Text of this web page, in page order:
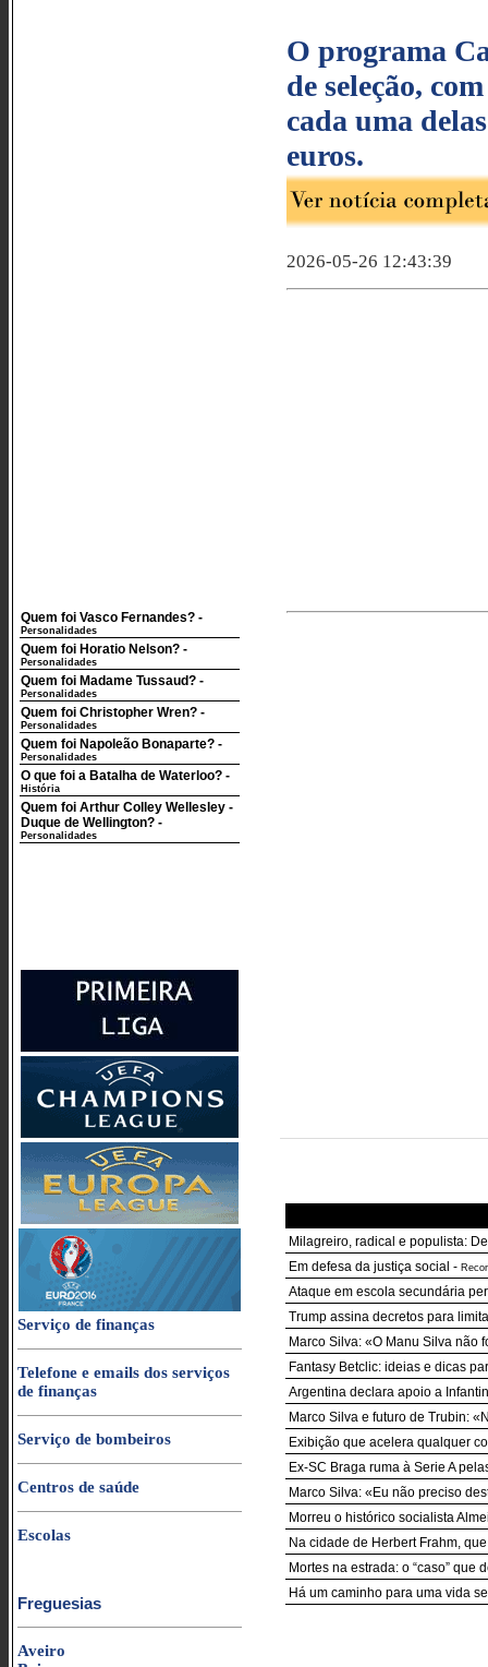
Quem foi Vasco Fernandes? -
Personalidades
Quem foi Horatio Nelson? -
Personalidades
Quem foi Madame Tussaud? -
Personalidades
Quem foi Christopher Wren? -
Personalidades
Quem foi Napoleão Bonaparte? -
Personalidades
O que foi a Batalha de Waterloo? -
História
Quem foi Arthur Colley Wellesley -
Duque de Wellington? -
Personalidades
Serviço de finanças
Telefone e emails dos serviços
de finanças
Serviço de bombeiros
Centros de saúde
Escolas
Freguesias
Aveiro
O programa
de seleção,
cada uma
euros.
2026-05-26 12:43:39
Milagreiro, radical e populista:
Em defesa da justiça social -
Ataque em escola secundária
Trump assina decretos para
Marco Silva: «O Manu Silva não
Fantasy Betclic: ideias e dicas
Argentina declara apoio a
Marco Silva e futuro de Trubin:
Exibição que acelera qualquer
Ex-SC Braga ruma à Serie A
Marco Silva: «Eu não preciso
Morreu o histórico socialista
Na cidade de Herbert Frahm,
Mortes na estrada: o “caso” que
Há um caminho para uma vida